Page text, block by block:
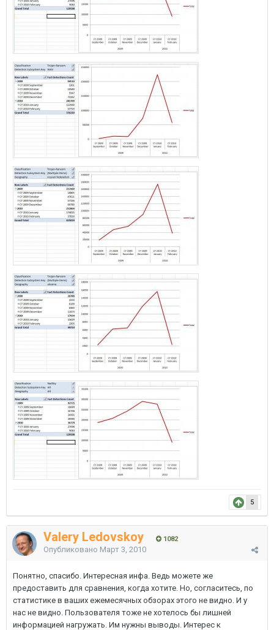
5
Valery Ledovskoy 1082
Опубликовано Март 3, 2010
Понятно, спасибо. Интересная инфа. Ведь можете же
предоставить для сравнения, когда хотите. Но, согласитесь, по
статистике в ваших ежемесячных обзорах этого не видно. И у
нас не видно. Пользователя тоже не хотелось бы лишней
информацией нагружать. Им нужны выводы. Интерес к